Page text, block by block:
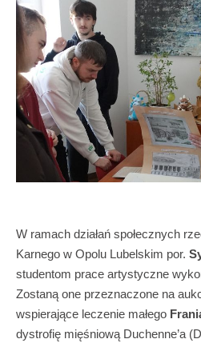
W ramach działań społecznych
Karnego w Opolu Lubelskim por.
studentom prace artystyczne
Zostaną one przeznaczone na
wspierające leczenie małego
dystrofię mięśniową Duchenne’a